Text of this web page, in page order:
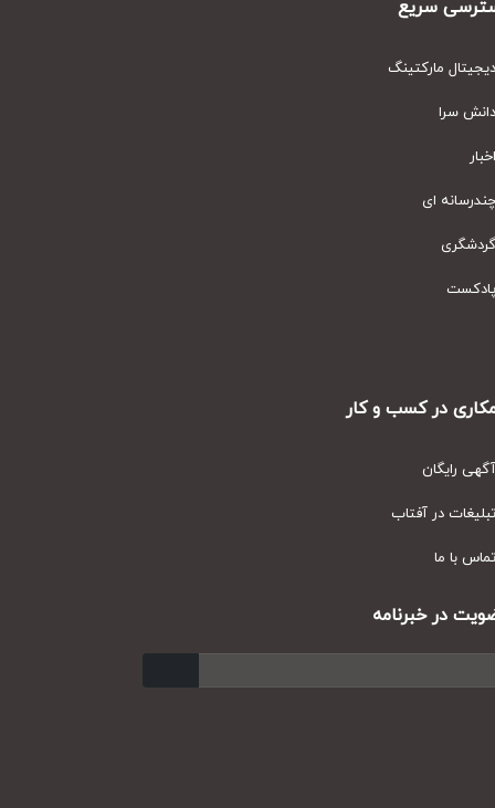
سریع
مارکتینگ
سرا
ای
در کسب و کار
رایگان
در آفتاب
با ما
در خبرنامه